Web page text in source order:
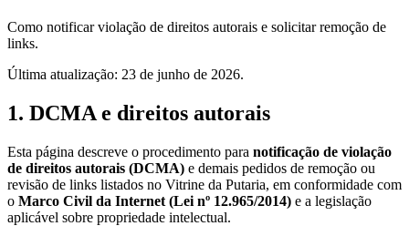
Como notificar violação de direitos autorais e solicitar remoção de
links.
Última atualização: 23 de junho de 2026.
1. DCMA e direitos autorais
Esta página descreve o procedimento para notificação de violação
de direitos autorais (DCMA) e demais pedidos de remoção ou
revisão de links listados no Vitrine da Putaria, em conformidade com
o Marco Civil da Internet (Lei nº 12.965/2014) e a legislação
aplicável sobre propriedade intelectual.